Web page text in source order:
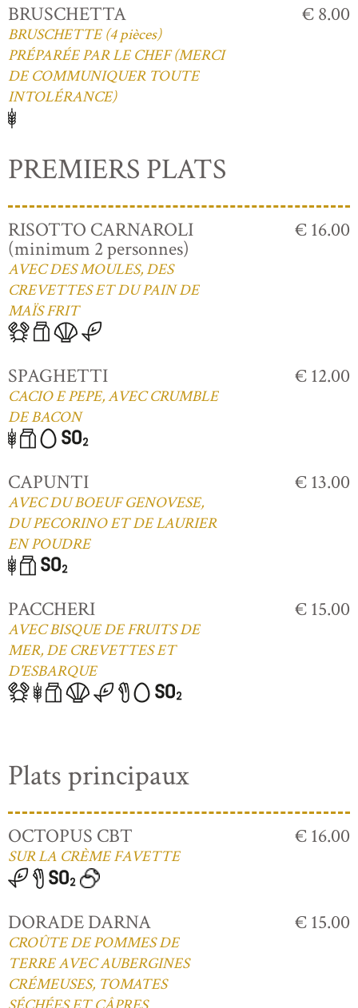
BRUSCHETTA
BRUSCHETTE (4 pièces)
PRÉPARÉE PAR LE CHEF (MERCI
DE COMMUNIQUER TOUTE
INTOLÉRANCE)
€ 8.00
PREMIERS PLATS
RISOTTO CARNAROLI
(minimum 2 personnes)
AVEC DES MOULES, DES
CREVETTES ET DU PAIN DE
MAÏS FRIT
€ 16.00
SPAGHETTI
CACIO E PEPE, AVEC CRUMBLE
DE BACON
€ 12.00
CAPUNTI
AVEC DU BOEUF GENOVESE,
DU PECORINO ET DE LAURIER
EN POUDRE
€ 13.00
PACCHERI
AVEC BISQUE DE FRUITS DE
MER, DE CREVETTES ET
D'ESBARQUE
€ 15.00
Plats principaux
OCTOPUS CBT
SUR LA CRÈME FAVETTE
€ 16.00
DORADE DARNA
CROÛTE DE POMMES DE
TERRE AVEC AUBERGINES
CRÉMEUSES, TOMATES
€ 15.00